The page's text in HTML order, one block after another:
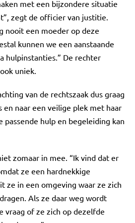
met een bijzondere situatie
zegt de officier van justitie.
nooit een moeder op deze
kunnen we een aanstaande
hulpinstanties.” De rechter
uniek.
van de rechtszaak dus graag
en naar een veilige plek met haar
passende hulp en begeleiding kan
zomaar in mee. “Ik vind dat er
ze een hardnekkige
ze in een omgeving waar ze zich
Als ze daar weg wordt
vraag of ze zich op dezelfde